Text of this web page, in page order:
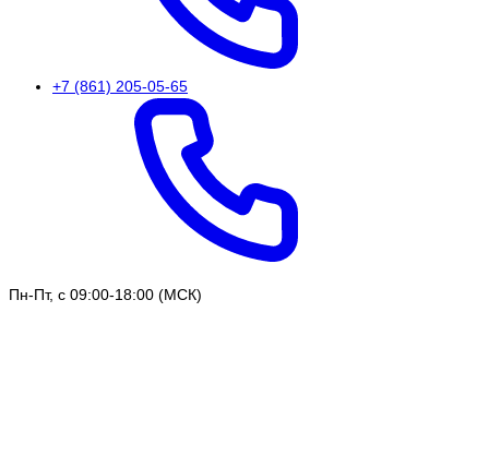
+7 (861) 205-05-65
Пн-Пт, с 09:00-18:00 (МСК)